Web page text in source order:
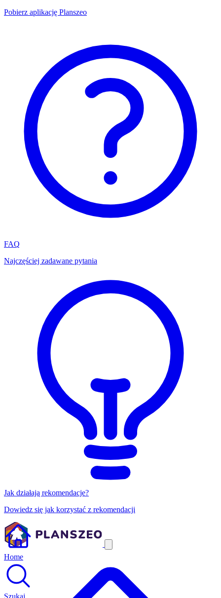
Pobierz aplikację Planszeo
FAQ
Najczęściej zadawane pytania
Jak działają rekomendacje?
Dowiedz się jak korzystać z rekomendacji
Home
Szukaj